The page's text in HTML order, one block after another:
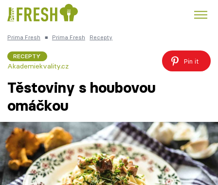
Česká kuchyně
Témata
Recepty
Články
Prima Fresh ■ Prima Fresh Recepty
RECEPTY
Akademiekvality.cz
Pin it
Těstoviny s houbovou
omáčkou